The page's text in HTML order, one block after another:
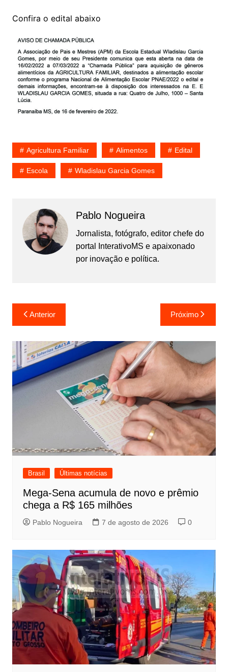
Confira o edital abaixo
Agricultura Familiar Alimentos Edital
Escola Wladislau Garcia Gomes
Pablo Nogueira
Jornalista, fotógrafo, editor chefe do
portal InterativoMS e apaixonado
por inovação e política.
Navegação
de
Post
Anterior Próximo
Brasil Últimas notícias
Mega-Sena acumula de novo e prêmio
chega a R$ 165 milhões
Pablo Nogueira 7 de agosto de 2026 0